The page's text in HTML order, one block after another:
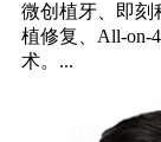
微创植牙、即刻
植修复、All-on-
术。...